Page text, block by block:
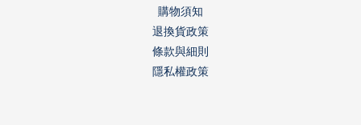
購物須知
退換貨政策
條款與細則
隱私權政策